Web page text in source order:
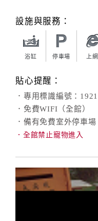
設施與服務：
浴缸 停車場 上網
貼心提醒：
．專用標識編號：1921
．免費WIFI（全館）
．備有免費室外停車場
．全館禁止寵物進入